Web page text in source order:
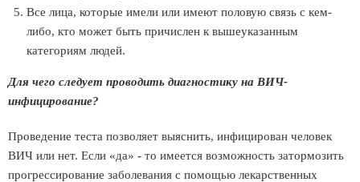
Все лица, которые имели или имеют половую связь с кем-
либо, кто может быть причислен к вышеуказанным
категориям людей.
Для чего следует проводить диагностику на ВИЧ-
инфицирование?
Проведение теста позволяет выяснить, инфицирован человек
ВИЧ или нет. Если «да» - то имеется возможность затормозить
прогрессирование заболевания с помощью лекарственных